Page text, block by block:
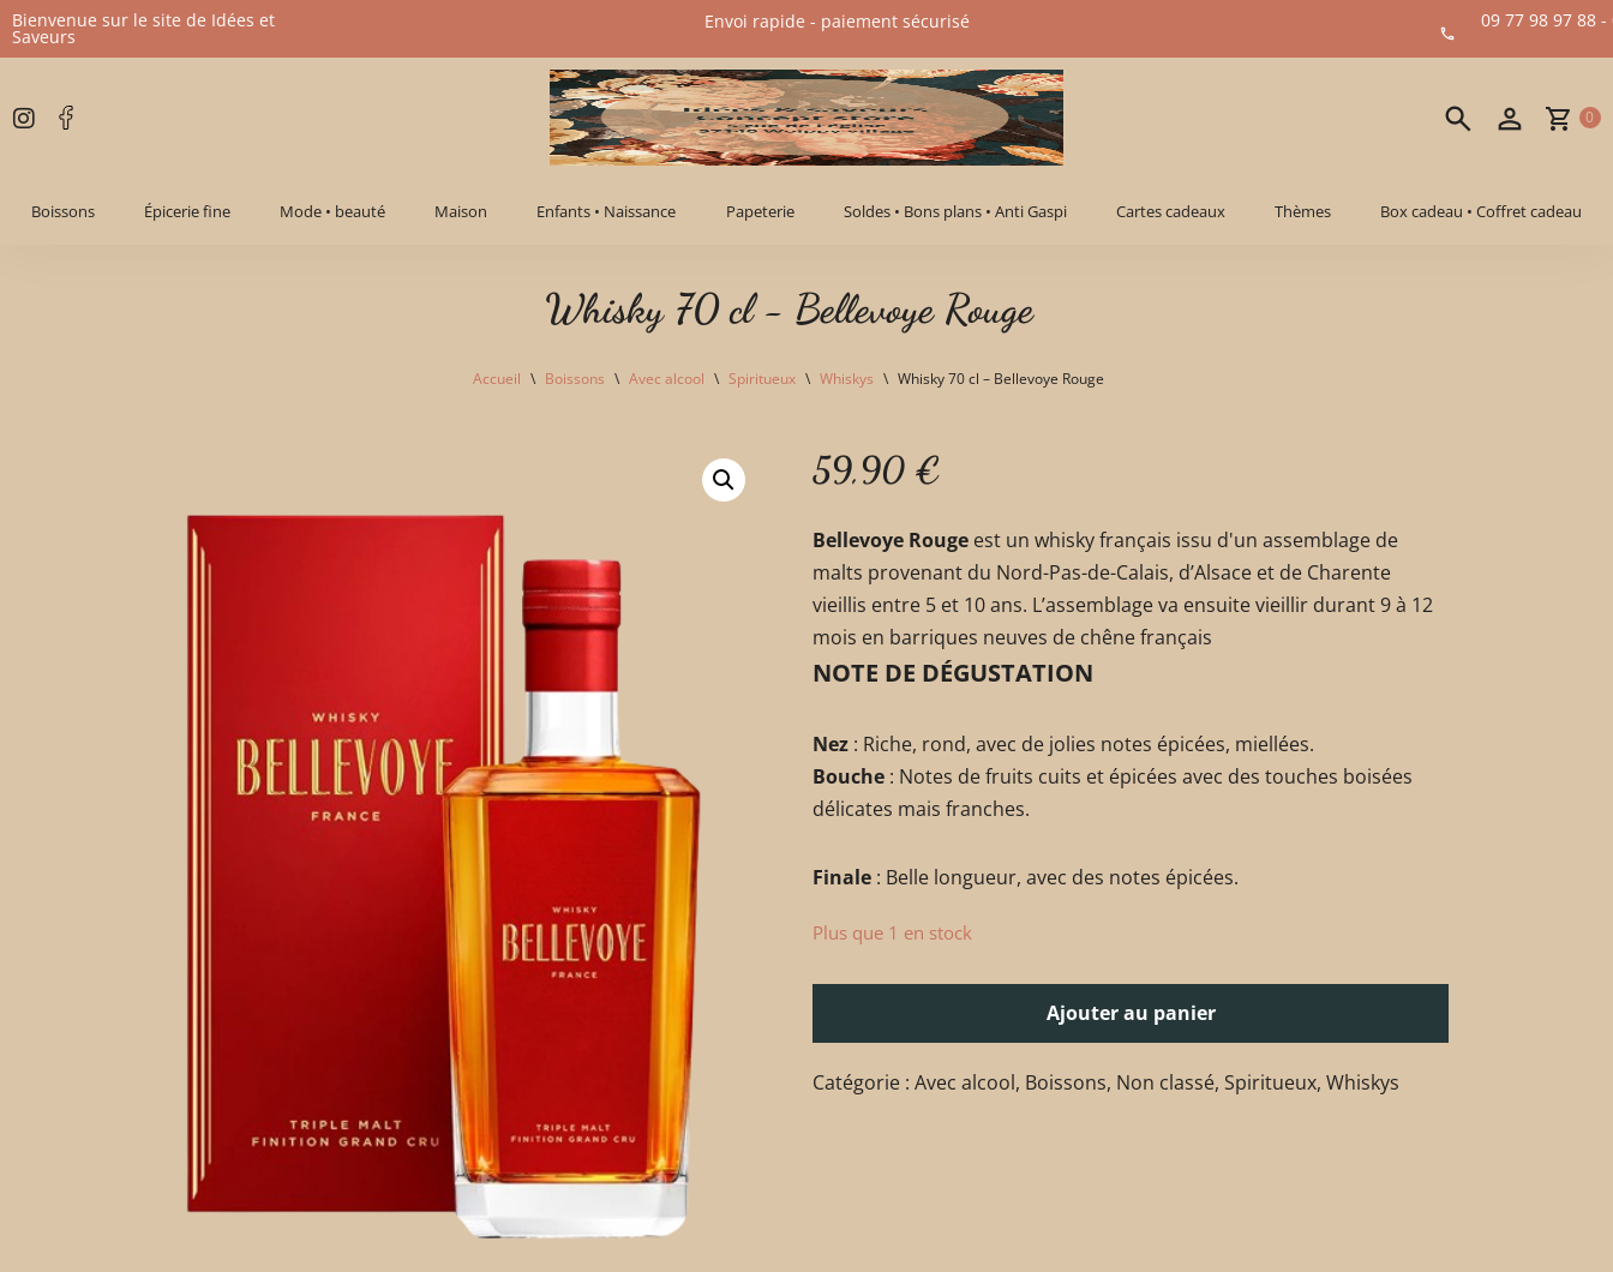
Aller
contenu
Bienvenue sur le site de Idées et
Saveurs
09 77 98 97 88 -
Envoi rapide - paiement sécurisé​
0
Boissons Épicerie fine Mode • beauté Maison Enfants • Naissance Papeterie Soldes • Bons plans • Anti Gaspi Cartes cadeaux Thèmes Box cadeau • Coffret cadeau
Whisky 70 cl - Bellevoye Rouge
Accueil \ Boissons \ Avec alcool \ Spiritueux \ Whiskys \ Whisky 70 cl – Bellevoye Rouge
59,90 €
Bellevoye Rouge est un whisky français issu d'un assemblage de
malts provenant du Nord-Pas-de-Calais, d’Alsace et de Charente
vieillis entre 5 et 10 ans. L’assemblage va ensuite vieillir durant 9 à 12
mois en barriques neuves de chêne français
NOTE DE DÉGUSTATION
Nez : Riche, rond, avec de jolies notes épicées, miellées.
Bouche : Notes de fruits cuits et épicées avec des touches boisées
délicates mais franches.
Finale : Belle longueur, avec des notes épicées.
Plus que 1 en stock
Ajouter au panier
Catégorie : Avec alcool, Boissons, Non classé, Spiritueux, Whiskys